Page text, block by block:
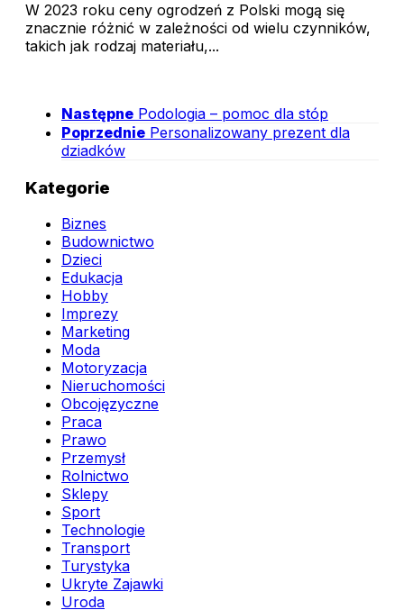
W 2023 roku ceny ogrodzeń z Polski mogą się
znacznie różnić w zależności od wielu czynników,
takich jak rodzaj materiału,...
Następne Podologia – pomoc dla stóp
Poprzednie Personalizowany prezent dla
dziadków
Kategorie
Biznes
Budownictwo
Dzieci
Edukacja
Hobby
Imprezy
Marketing
Moda
Motoryzacja
Nieruchomości
Obcojęzyczne
Praca
Prawo
Przemysł
Rolnictwo
Sklepy
Sport
Technologie
Transport
Turystyka
Ukryte Zajawki
Uroda